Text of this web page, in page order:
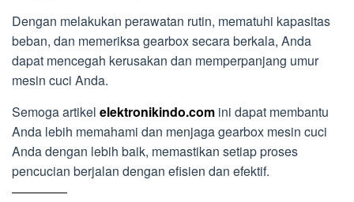
Dengan melakukan perawatan rutin, mematuhi kapasitas
beban, dan memeriksa gearbox secara berkala, Anda
dapat mencegah kerusakan dan memperpanjang umur
mesin cuci Anda.
Semoga artikel elektronikindo.com ini dapat membantu
Anda lebih memahami dan menjaga gearbox mesin cuci
Anda dengan lebih baik, memastikan setiap proses
pencucian berjalan dengan efisien dan efektif.